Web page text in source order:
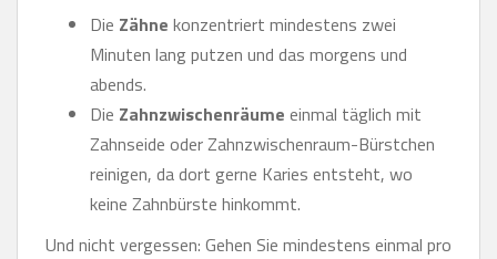
Die Zähne konzentriert mindestens zwei
Minuten lang putzen und das morgens und
abends.
Die Zahnzwischenräume einmal täglich mit
Zahnseide oder Zahnzwischenraum-Bürstchen
reinigen, da dort gerne Karies entsteht, wo
keine Zahnbürste hinkommt.
Und nicht vergessen: Gehen Sie mindestens einmal pro